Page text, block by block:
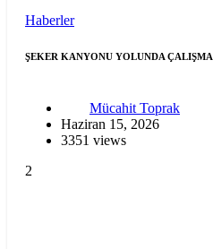
Haberler
ŞEKER KANYONU YOLUNDA
Mücahit Toprak
Haziran 15, 2026
3351 views
2